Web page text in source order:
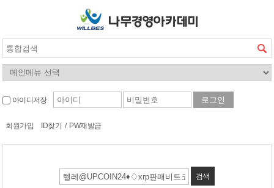
아이디저장
회원가입 ID찾기 / PW재발급
검색